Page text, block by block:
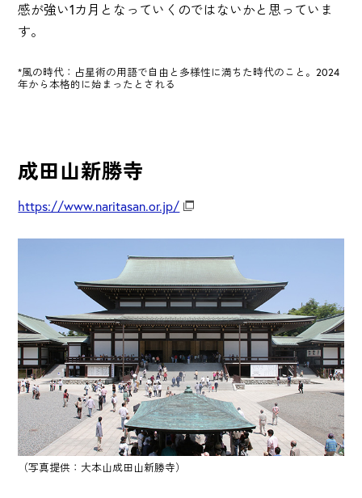
感が強い1カ月となっていくのではないかと思っていま
す。
*風の時代：占星術の用語で自由と多様性に満ちた時代のこと。2024
年から本格的に始まったとされる
成田山新勝寺
https://www.naritasan.or.jp/
（写真提供：大本山成田山新勝寺）